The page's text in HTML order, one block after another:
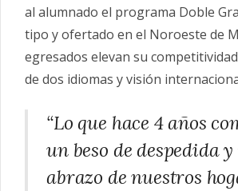
al alumnado el programa Doble
tipo y ofertado en el Noroeste de
egresados elevan su
de dos idiomas y visión
“Lo que hace 4 años
un beso de despedida
abrazo de nuestros